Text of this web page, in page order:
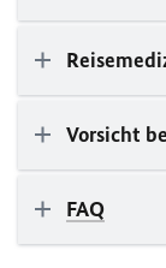
Vorsicht
FAQ